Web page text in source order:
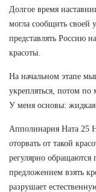
Долгое время
могла сообщить своей
представлять Россию
красоты.
На начальном этапе
укрепляться, потом по
У меня основы: жидкая
Апполинария Ната 25
оторвать от такой
регулярно обращаются
предложением взять
разрушает